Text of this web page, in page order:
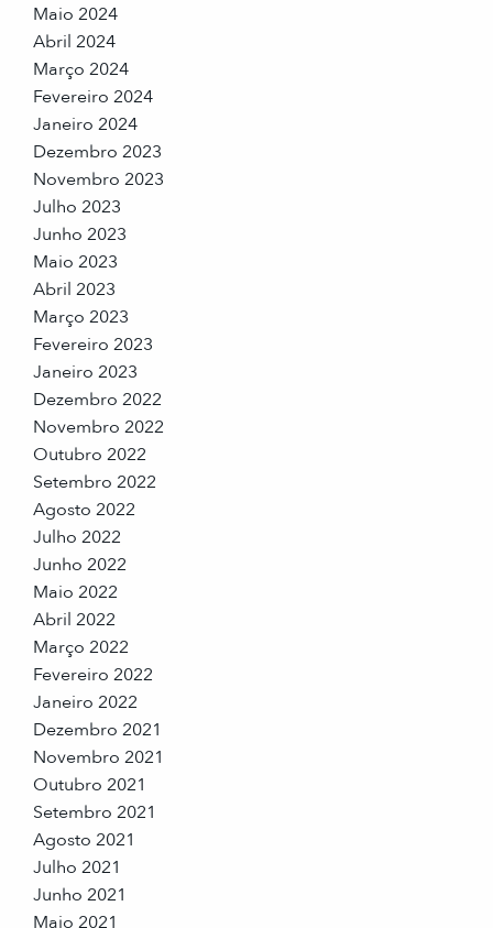
Maio 2024
Abril 2024
Março 2024
Fevereiro 2024
Janeiro 2024
Dezembro 2023
Novembro 2023
Julho 2023
Junho 2023
Maio 2023
Abril 2023
Março 2023
Fevereiro 2023
Janeiro 2023
Dezembro 2022
Novembro 2022
Outubro 2022
Setembro 2022
Agosto 2022
Julho 2022
Junho 2022
Maio 2022
Abril 2022
Março 2022
Fevereiro 2022
Janeiro 2022
Dezembro 2021
Novembro 2021
Outubro 2021
Setembro 2021
Agosto 2021
Julho 2021
Junho 2021
Maio 2021